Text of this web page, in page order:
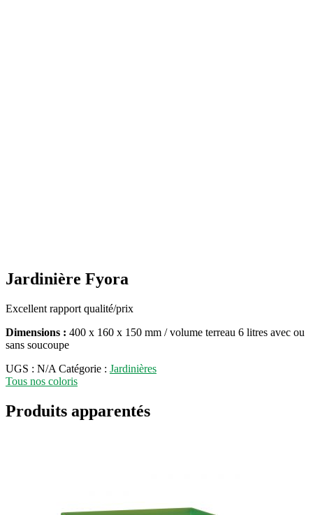
Jardinière Fyora
Excellent rapport qualité/prix
Dimensions : 400 x 160 x 150 mm / volume terreau 6 litres avec ou
sans soucoupe
UGS : N/A Catégorie : Jardinières
Tous nos coloris
Produits apparentés